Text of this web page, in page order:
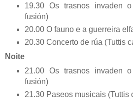
19.30 Os trasnos invaden
fusión)
20.00 O fauno e a guerreira
20.30 Concerto de rúa (Tuttis
Noite
21.00 Os trasnos invaden
fusión)
21.30 Paseos musicais (Tuttis